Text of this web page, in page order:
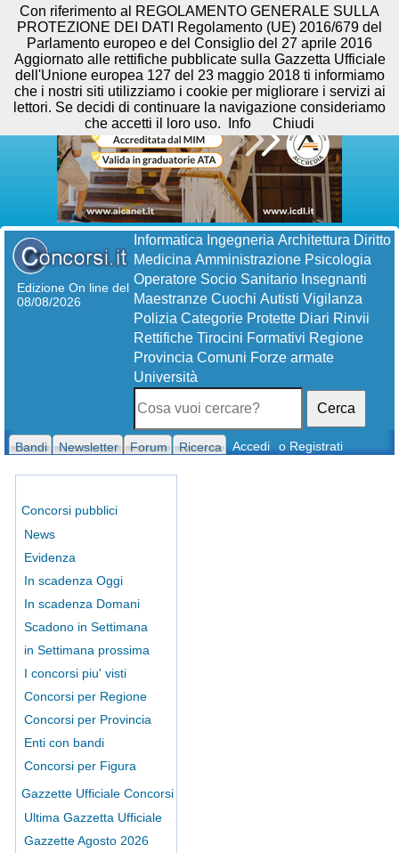
Edizione On line del
08/08/2026
Informatica Ingegneria Architettura Diritto
Medicina Amministrazione Psicologia
Operatore Socio Sanitario Insegnanti
Maestranze Cuochi Autisti Vigilanza
Polizia Categorie Protette Diari Rinvii
Rettifiche Tirocini Formativi Regione
Provincia Comuni Forze armate
Università
Cerca
Bandi Newsletter Forum Ricerca Accedi o Registrati
Concorsi pubblici
News
Evidenza
In scadenza Oggi
In scadenza Domani
Scadono in Settimana
in Settimana prossima
I concorsi piu' visti
Concorsi per Regione
Concorsi per Provincia
Enti con bandi
Concorsi per Figura
Gazzette Ufficiale Concorsi
Ultima Gazzetta Ufficiale
Gazzette Agosto 2026
Con riferimento al REGOLAMENTO GENERALE SULLA
PROTEZIONE DEI DATI Regolamento (UE) 2016/679 del
Parlamento europeo e del Consiglio del 27 aprile 2016
Aggiornato alle rettifiche pubblicate sulla Gazzetta Ufficiale
dell'Unione europea 127 del 23 maggio 2018 ti informiamo
che i nostri siti utilizziamo i cookie per migliorare i servizi ai
lettori. Se decidi di continuare la navigazione consideriamo
che accetti il loro uso.
Info Chiudi